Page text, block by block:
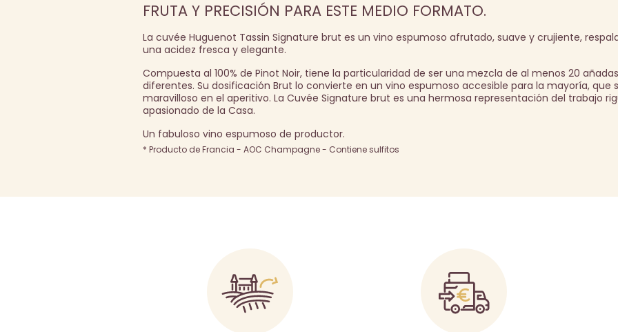
FRUTA Y PRECISIÓN PARA ESTE MEDIO FORMATO.
La cuvée Huguenot Tassin Signature brut es un vino espumoso afrutado, suave y crujiente,
una acidez fresca y elegante.
Compuesta al 100% de Pinot Noir, tiene la particularidad de ser una mezcla de al menos 20 añadas
diferentes. Su dosificación Brut lo convierte en un vino espumoso accesible para la mayoría, que
maravilloso en el aperitivo. La Cuvée Signature brut es una hermosa representación del trabajo
apasionado de la Casa.
Un fabuloso vino espumoso de productor.
* Producto de Francia - AOC Champagne - Contiene sulfitos